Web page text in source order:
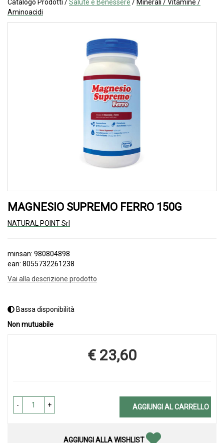
Catalogo Prodotti /Salute e Benessere / Minerali / Vitamine /
Aminoacidi
MAGNESIO SUPREMO FERRO 150G
NATURAL POINT Srl
minsan: 980804898
ean: 8055732261238
Vai alla descrizione prodotto
Bassa disponibilità
Non mutuabile
Prezzo
€ 23,60
- + AGGIUNGI AL CARRELLO
AGGIUNGI ALLA WISHLIST